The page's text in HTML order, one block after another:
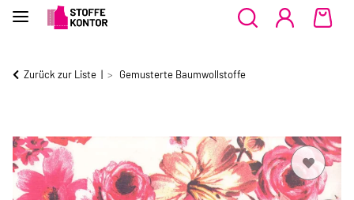
Zurück zur Liste Gemusterte Baumwollstoffe